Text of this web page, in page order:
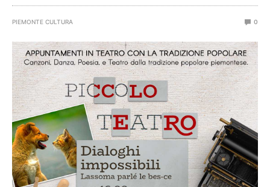
PIEMONTE CULTURA 0